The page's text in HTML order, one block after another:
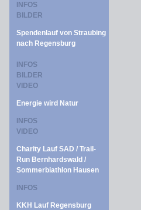
INFOS
BILDER
Spendenlauf von Straubing
nach Regensburg
INFOS
BILDER
VIDEO
Energie wird Natur
INFOS
VIDEO
Charity Lauf SAD / Trail-
Run Bernhardswald /
Sommerbiathlon Hausen
INFOS
KKH Lauf Regensburg